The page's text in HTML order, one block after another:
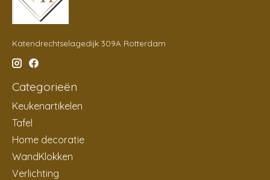
Katendrechtselagedijk 309A Rotterdam
Categorieën
Keukenartikelen
Tafel
Home decoratie
WandKlokken
Verlichting